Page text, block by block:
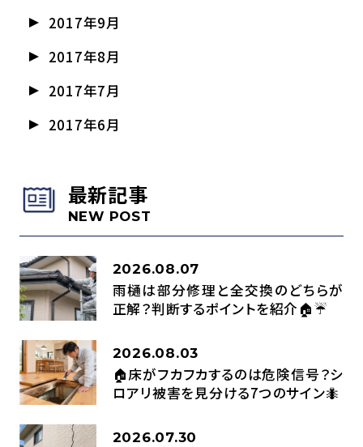
2017年9月
2017年8月
2017年7月
2017年6月
最新記事
NEW POST
2026.08.07
雨樋は部分修理と全交換のどちらが
正解？判断するポイントを紹介🏠☔
2026.08.03
🏠床がフカフカするのは危険信号？シ
ロアリ被害を見分ける7つのサイン🐜
2026.07.30